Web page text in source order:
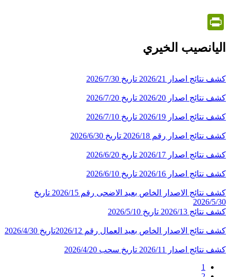
اليانصيب الخيري
كشف نتائج اصدار 2026/21 تاريخ 2026/7/30
كشف نتائج اصدار 2026/20 تاريخ 2026/7/20
كشف نتائج اصدار 2026/19 تاريخ 2026/7/10
كشف نتائج اصدار رقم 2026/18 تاريخ 2026/6/30
كشف نتائج اصدار 2026/17 تاريخ 2026/6/20
كشف نتائج اصدار 2026/16 تاريخ 2026/6/10
كشف نتائج الاصدار الخاص بعيد الاضحى رقم 2026/15 تاريخ
2026/5/30
كشف نتائج 2026/13 تاريخ 2026/5/10
كشف نتائج الاصدار الخاص بعيد العمال رقم 2026/12تاريخ 2026/4/30
كشف نتائج اصدار 2026/11 تاريخ سحب 2026/4/20
Current
1